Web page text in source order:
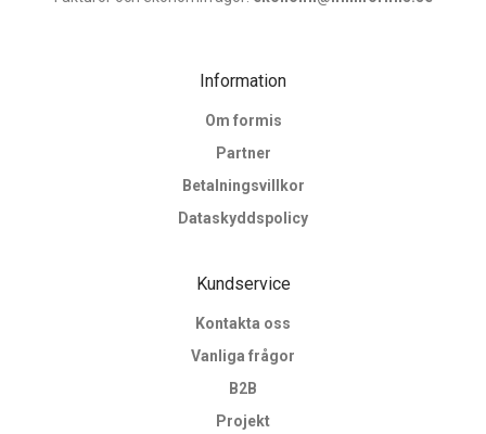
Information
Om formis
Partner
Betalningsvillkor
Dataskyddspolicy
Kundservice
Kontakta oss
Vanliga frågor
B2B
Projekt